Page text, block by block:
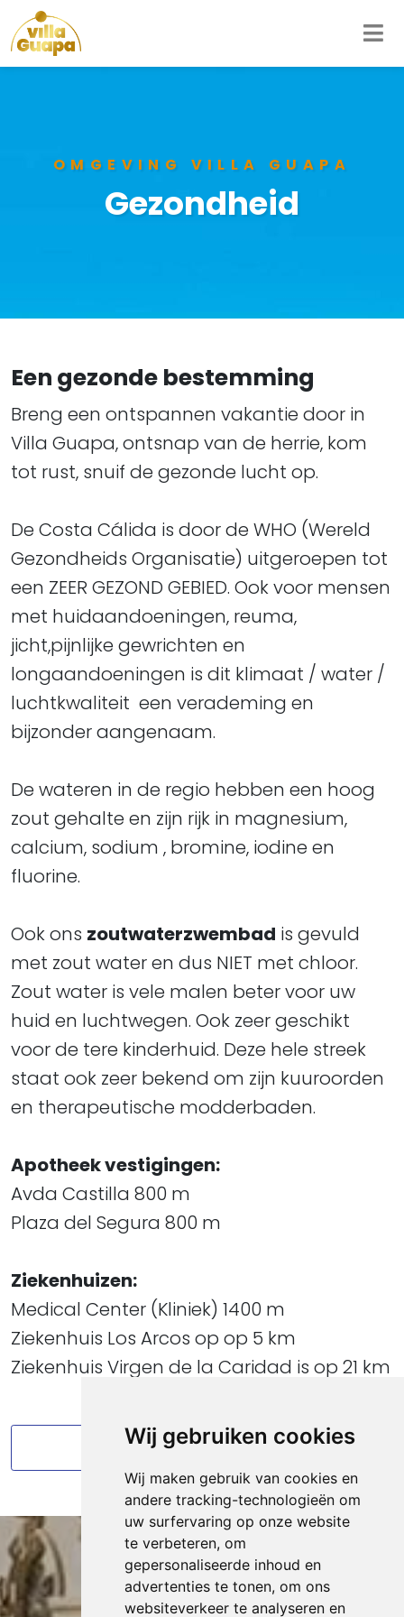
Wij gebruiken cookies
Wij maken gebruik van cookies en
andere tracking-technologieën om
uw surfervaring op onze website
te verbeteren, om
gepersonaliseerde inhoud en
advertenties te tonen, om ons
websiteverkeer te analyseren en
OMGEVING VILLA GUAPA
Gezondheid
Een gezonde bestemming
Breng een ontspannen vakantie door in
Villa Guapa, ontsnap van de herrie, kom
tot rust, snuif de gezonde lucht op.
De Costa Cálida is door de WHO (Wereld
Gezondheids Organisatie) uitgeroepen tot
een ZEER GEZOND GEBIED. Ook voor mensen
met huidaandoeningen, reuma,
jicht,pijnlijke gewrichten en
longaandoeningen is dit klimaat / water /
luchtkwaliteit een verademing en
bijzonder aangenaam.
De wateren in de regio hebben een hoog
zout gehalte en zijn rijk in magnesium,
calcium, sodium , bromine, iodine en
fluorine.
Ook ons zoutwaterzwembad is gevuld
met zout water en dus NIET met chloor.
Zout water is vele malen beter voor uw
huid en luchtwegen. Ook zeer geschikt
voor de tere kinderhuid. Deze hele streek
staat ook zeer bekend om zijn kuuroorden
en therapeutische modderbaden.
Apotheek vestigingen:
Avda Castilla 800 m
Plaza del Segura 800 m
Ziekenhuizen:
Medical Center (Kliniek) 1400 m
Ziekenhuis Los Arcos op op 5 km
Ziekenhuis Virgen de la Caridad is op 21 km
Terug naar alle omgeving info
INTERESSE IN ONZE
VAKANTIEVILLA?